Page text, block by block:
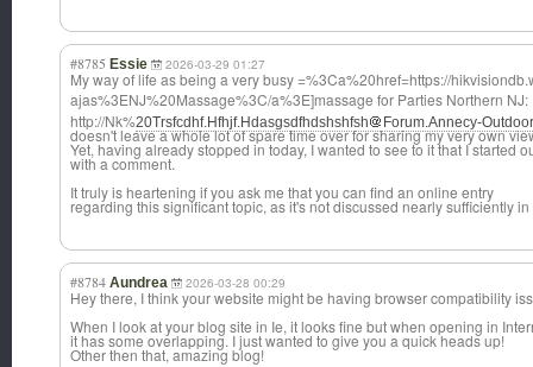
#8785 Essie 2026-03-29 01:27
My way of life as being a very busy =%3Ca%20href=https://hikvision
ajas%3ENJ%20Massage%3C/a%3E]massage for Parties Northern NJ:
http://Nk%20Trsfcdhf.Hfhjf.Hdasgsdfhdshshfsh Forum.Annecy-
doesn't leave a whole lot of spare time over for sharing my very own
Yet, having already stopped in today, I wanted to see to it that I started
with a comment.
It truly is heartening if you ask me that you can find an online entry
regarding this significant topic, as it's not discussed nearly sufficiently
#8784 Aundrea 2026-03-28 00:29
Hey there, I think your website might be having browser compatibility
When I look at your blog site in Ie, it looks fine but when opening in
it has some overlapping. I just wanted to give you a quick heads up!
Other then that, amazing blog!